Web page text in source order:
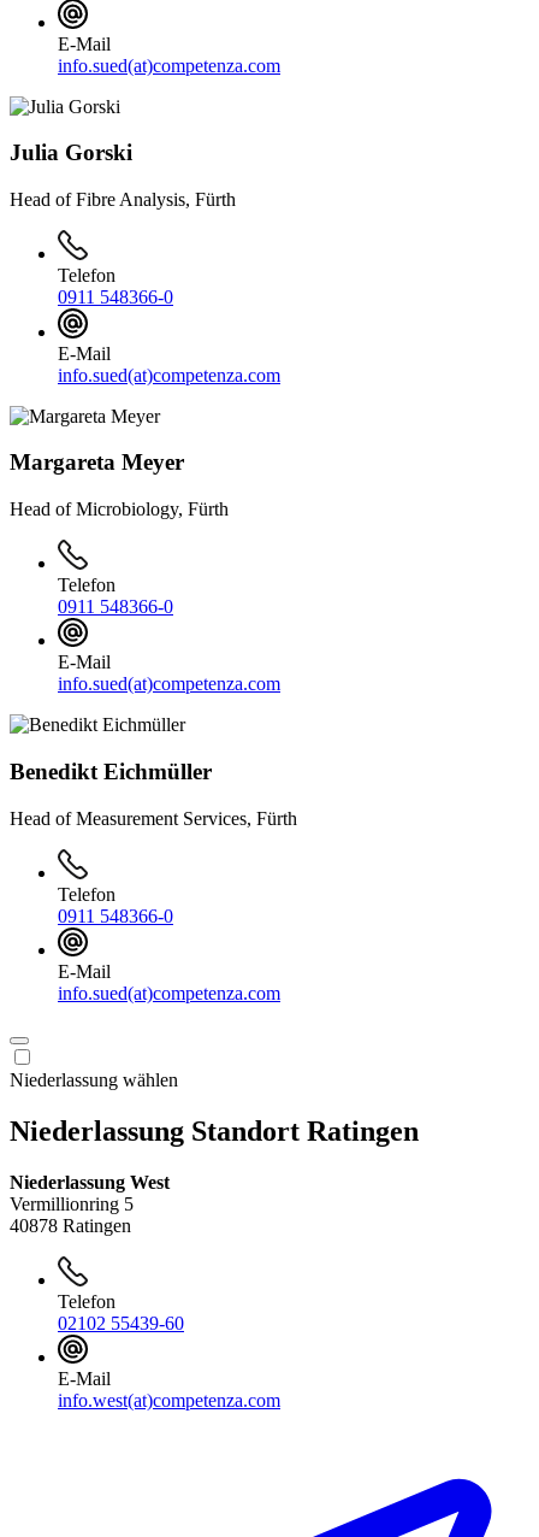
E-Mail
info.sued(at)competenza.com
Julia Gorski
Head of Fibre Analysis, Fürth
Telefon
0911 548366-0
E-Mail
info.sued(at)competenza.com
Margareta Meyer
Head of Microbiology, Fürth
Telefon
0911 548366-0
E-Mail
info.sued(at)competenza.com
Benedikt Eichmüller
Head of Measurement Services, Fürth
Telefon
0911 548366-0
E-Mail
info.sued(at)competenza.com
Niederlassung wählen
Niederlassung Standort Ratingen
Niederlassung West
Vermillionring 5
40878 Ratingen
Telefon
02102 55439-60
E-Mail
info.west(at)competenza.com